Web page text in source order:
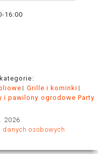
16:00
Grille i kominki
i pawilony ogrodowe Party
2026.
danych osobowych